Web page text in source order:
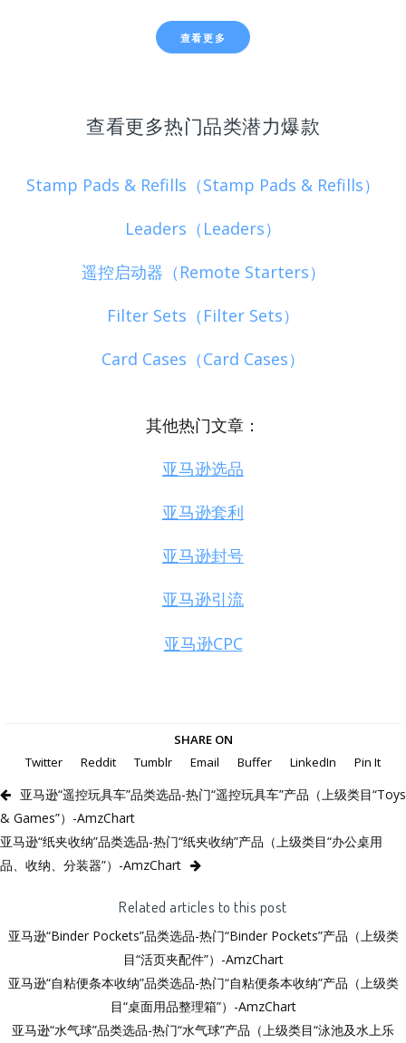
查看更多
查看更多热门品类潜力爆款
Stamp Pads & Refills（Stamp Pads & Refills）
Leaders（Leaders）
遥控启动器（Remote Starters）
Filter Sets（Filter Sets）
Card Cases（Card Cases）
其他热门文章：
亚马逊选品
亚马逊套利
亚马逊封号
亚马逊引流
亚马逊CPC
SHARE ON
Twitter
Reddit Tumblr Email Buffer LinkedIn Pin It
亚马逊“遥控玩具车”品类选品-热门“遥控玩具车”产品（上级类目“Toys
& Games”）-AmzChart
亚马逊“纸夹收纳”品类选品-热门“纸夹收纳”产品（上级类目“办公桌用
品、收纳、分装器”）-AmzChart
Related articles to this post
亚马逊“Binder Pockets”品类选品-热门“Binder Pockets”产品（上级类
目“活页夹配件”）-AmzChart
亚马逊“自粘便条本收纳”品类选品-热门“自粘便条本收纳”产品（上级类
目“桌面用品整理箱”）-AmzChart
亚马逊“水气球”品类选品-热门“水气球”产品（上级类目“泳池及水上乐